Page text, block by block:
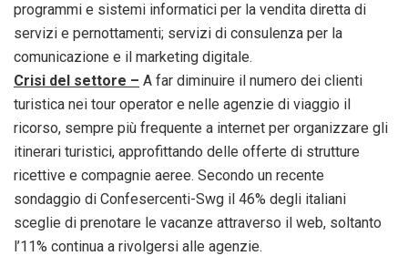
programmi e sistemi informatici per la vendita diretta di
servizi e pernottamenti; servizi di consulenza per la
comunicazione e il marketing digitale.
Crisi del settore – A far diminuire il numero dei clienti
turistica nei tour operator e nelle agenzie di viaggio il
ricorso, sempre più frequente a internet per organizzare gli
itinerari turistici, approfittando delle offerte di strutture
ricettive e compagnie aeree. Secondo un recente
sondaggio di Confesercenti-Swg il 46% degli italiani
sceglie di prenotare le vacanze attraverso il web, soltanto
l’11% continua a rivolgersi alle agenzie.